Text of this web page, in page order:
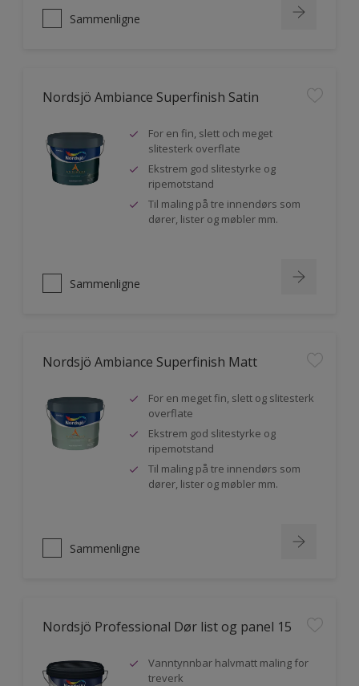
Sammenligne
Nordsjö Ambiance Superfinish Satin
For en fin, slett och meget
slitesterk overflate
Ekstrem god slitestyrke og
ripemotstand
Til maling på tre innendørs som
dører, lister og møbler mm.
Sammenligne
Nordsjö Ambiance Superfinish Matt
For en meget fin, slett og slitesterk
overflate
Ekstrem god slitestyrke og
ripemotstand
Til maling på tre innendørs som
dører, lister og møbler mm.
Sammenligne
Nordsjö Professional Dør list og panel 15
Vanntynnbar halvmatt maling for
treverk